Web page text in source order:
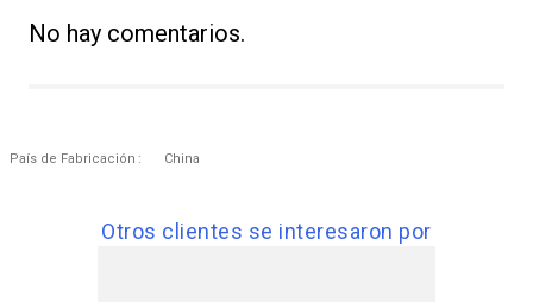
No hay comentarios.
País de Fabricación China
Otros clientes se interesaron por